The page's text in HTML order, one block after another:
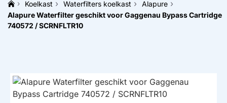
naar
op
zoek?
h
o
Koelkast Waterfilters koelkast
Alapure
Alapure Waterfilter geschikt voor Gaggenau Bypass Cartridge
740572 / SCRNFLTR10